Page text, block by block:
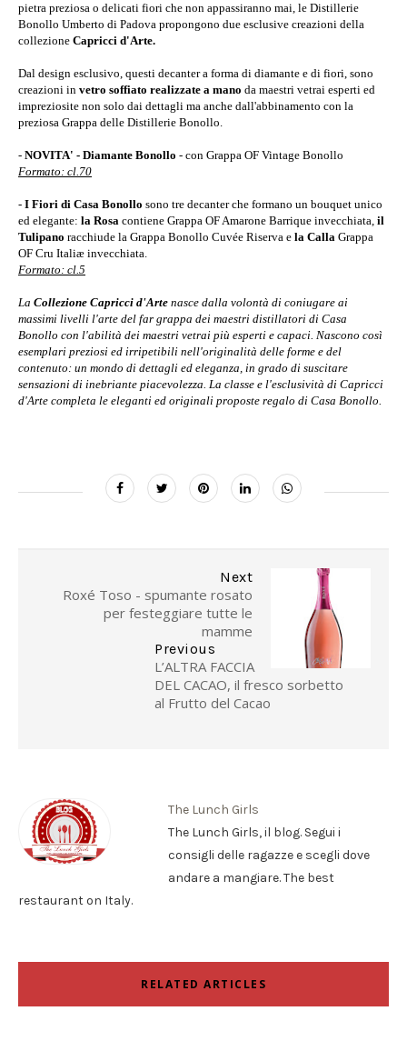
pietra preziosa o delicati fiori che non appassiranno mai, le Distillerie
Bonollo Umberto di Padova propongono due esclusive creazioni della
collezione Capricci d'Arte.
Dal design esclusivo, questi decanter a forma di diamante e di fiori, sono
creazioni in vetro soffiato realizzate a mano da maestri vetrai esperti ed
impreziosite non solo dai dettagli ma anche dall'abbinamento con la
preziosa Grappa delle Distillerie Bonollo.
- NOVITA' - Diamante Bonollo - con Grappa OF Vintage Bonollo
Formato: cl.70
- I Fiori di Casa Bonollo sono tre decanter che formano un bouquet unico
ed elegante: la Rosa contiene Grappa OF Amarone Barrique invecchiata, il
Tulipano racchiude la Grappa Bonollo Cuvée Riserva e la Calla Grappa
OF Cru Italiæ invecchiata.
Formato: cl.5
La Collezione Capricci d'Arte nasce dalla volontà di coniugare ai
massimi livelli l'arte del far grappa dei maestri distillatori di Casa
Bonollo con l'abilità dei maestri vetrai più esperti e capaci. Nascono così
esemplari preziosi ed irripetibili nell'originalità delle forme e del
contenuto: un mondo di dettagli ed eleganza, in grado di suscitare
sensazioni di inebriante piacevolezza. La classe e l'esclusività di Capricci
d'Arte completa le eleganti ed originali proposte regalo di Casa Bonollo.
Next
Roxé Toso - spumante rosato
per festeggiare tutte le
mamme
Previous
L’ALTRA FACCIA
DEL CACAO, il fresco sorbetto
al Frutto del Cacao
The Lunch Girls
The Lunch Girls, il blog. Segui i
consigli delle ragazze e scegli dove
andare a mangiare. The best
restaurant on Italy.
RELATED ARTICLES